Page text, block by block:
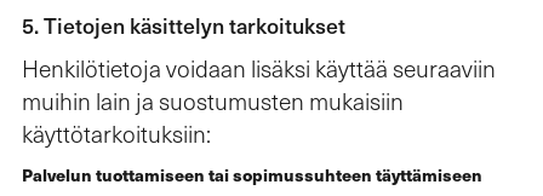
5. Tietojen käsittelyn tarkoitukset
Henkilötietoja voidaan lisäksi käyttää seuraaviin
muihin lain ja suostumusten mukaisiin
käyttötarkoituksiin:
Palvelun tuottamiseen tai sopimussuhteen täyttämiseen